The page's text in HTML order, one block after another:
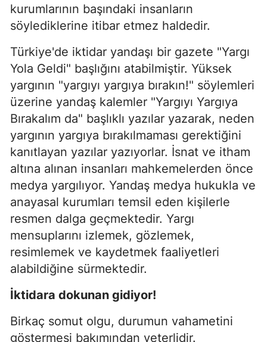
kurumlarının başındaki insanların
söylediklerine itibar etmez haldedir.
Türkiye'de iktidar yandaşı bir gazete "Yargı
Yola Geldi" başlığını atabilmiştir. Yüksek
yargının "yargıyı yargıya bırakın!" söylemleri
üzerine yandaş kalemler "Yargıyı Yargıya
Bırakalım da" başlıklı yazılar yazarak, neden
yargının yargıya bırakılmaması gerektiğini
kanıtlayan yazılar yazıyorlar. İsnat ve itham
altına alınan insanları mahkemelerden önce
medya yargılıyor. Yandaş medya hukukla ve
anayasal kurumları temsil eden kişilerle
resmen dalga geçmektedir. Yargı
mensuplarını izlemek, gözlemek,
resimlemek ve kaydetmek faaliyetleri
alabildiğine sürmektedir.
İktidara dokunan gidiyor!
Birkaç somut olgu, durumun vahametini
göstermesi bakımından yeterlidir.